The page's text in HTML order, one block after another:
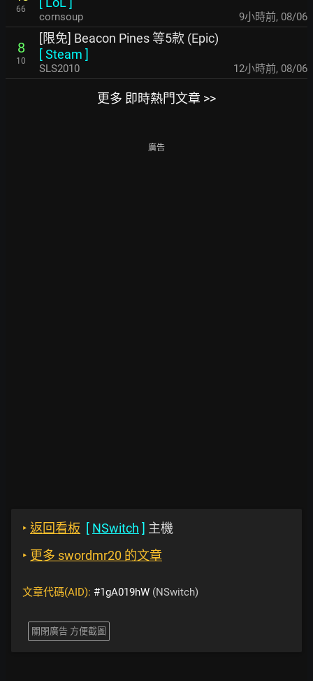
66
cornsoup 9小時前, 08/06
8
10
[限免] Beacon Pines 等5款 (Epic)
[Steam ]
SLS2010 12小時前, 08/06
更多 即時熱門文章 >>
廣告
‣ 返回看板 [ NSwitch ] 主機
‣ 更多 swordmr20 的文章
文章代碼(AID): #1gA019hW (NSwitch)
關閉廣告 方便截圖